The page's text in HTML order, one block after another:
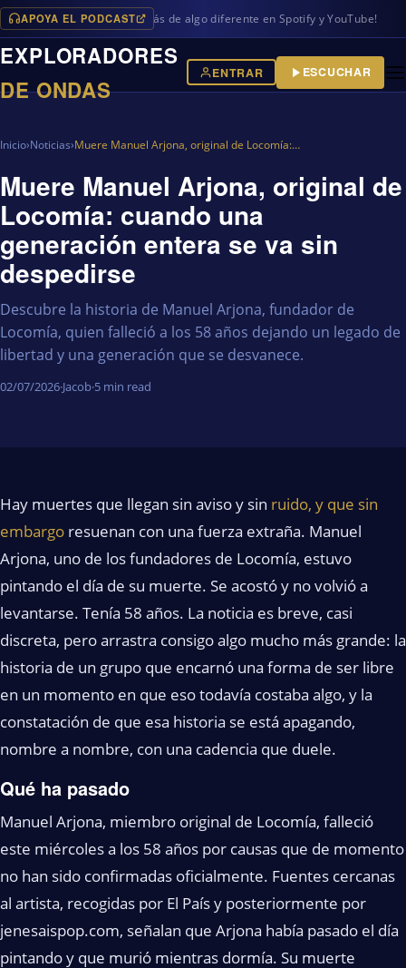
APOYA EL PODCAST
en iVoox, además de algo diferente en Spotify y YouTube!
EXPLORADORES
DE ONDAS
ENTRAR ESCUCHAR
Inicio›Noticias›Muere Manuel Arjona, original de Locomía:…
Muere Manuel Arjona, original de
Locomía: cuando una
generación entera se va sin
despedirse
Descubre la historia de Manuel Arjona, fundador de
Locomía, quien falleció a los 58 años dejando un legado de
libertad y una generación que se desvanece.
02/07/2026·Jacob·5 min read
Hay muertes que llegan sin aviso y sin ruido, y que sin
embargo resuenan con una fuerza extraña. Manuel
Arjona, uno de los fundadores de Locomía, estuvo
pintando el día de su muerte. Se acostó y no volvió a
levantarse. Tenía 58 años. La noticia es breve, casi
discreta, pero arrastra consigo algo mucho más grande: la
historia de un grupo que encarnó una forma de ser libre
en un momento en que eso todavía costaba algo, y la
constatación de que esa historia se está apagando,
nombre a nombre, con una cadencia que duele.
Qué ha pasado
Manuel Arjona, miembro original de Locomía, falleció
este miércoles a los 58 años por causas que de momento
no han sido confirmadas oficialmente. Fuentes cercanas
al artista, recogidas por El País y posteriormente por
jenesaispop.com, señalan que Arjona había pasado el día
pintando y que murió mientras dormía. Su muerte